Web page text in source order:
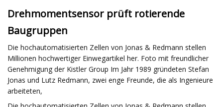
Drehmomentsensor prüft rotierende
Baugruppen
Die hochautomatisierten Zellen von Jonas & Redmann stellen
Millionen hochwertiger Einwegartikel her. Foto mit freundlicher
Genehmigung der Kistler Group Im Jahr 1989 gründeten Stefan
Jonas und Lutz Redmann, zwei enge Freunde, die als Ingenieure
arbeiteten,